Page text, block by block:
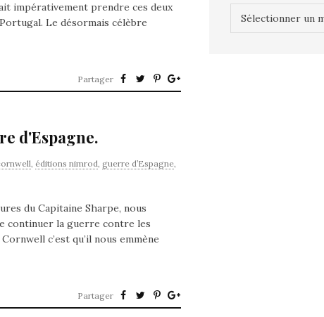
impérativement prendre ces deux
Le désormais célèbre
Partager
d'Espagne.
, éditions nimrod, guerre d’Espagne,
du Capitaine Sharpe, nous
continuer la guerre contre les
c’est qu’il nous emmène
Partager